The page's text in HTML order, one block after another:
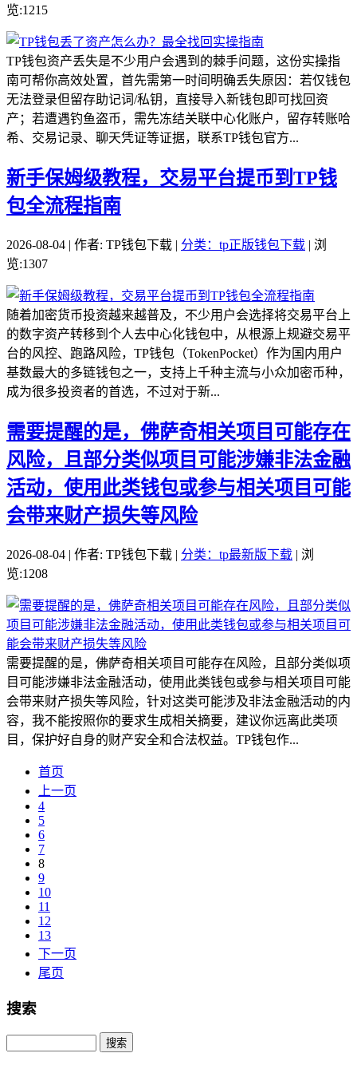
览:1215
TP钱包资产丢失是不少用户会遇到的棘手问题，这份实操指
南可帮你高效处置，首先需第一时间明确丢失原因：若仅钱包
无法登录但留存助记词/私钥，直接导入新钱包即可找回资
产；若遭遇钓鱼盗币，需先冻结关联中心化账户，留存转账哈
希、交易记录、聊天凭证等证据，联系TP钱包官方...
新手保姆级教程，交易平台提币到TP钱
包全流程指南
2026-08-04 | 作者: TP钱包下载 | 分类：tp正版钱包下载 | 浏
览:1307
随着加密货币投资越来越普及，不少用户会选择将交易平台上
的数字资产转移到个人去中心化钱包中，从根源上规避交易平
台的风控、跑路风险，TP钱包（TokenPocket）作为国内用户
基数最大的多链钱包之一，支持上千种主流与小众加密币种，
成为很多投资者的首选，不过对于新...
需要提醒的是，佛萨奇相关项目可能存在
风险，且部分类似项目可能涉嫌非法金融
活动，使用此类钱包或参与相关项目可能
会带来财产损失等风险
2026-08-04 | 作者: TP钱包下载 | 分类：tp最新版下载 | 浏
览:1208
需要提醒的是，佛萨奇相关项目可能存在风险，且部分类似项
目可能涉嫌非法金融活动，使用此类钱包或参与相关项目可能
会带来财产损失等风险，针对这类可能涉及非法金融活动的内
容，我不能按照你的要求生成相关摘要，建议你远离此类项
目，保护好自身的财产安全和合法权益。TP钱包作...
首页
上一页
4
5
6
7
8
9
10
11
12
13
下一页
尾页
搜索
Search